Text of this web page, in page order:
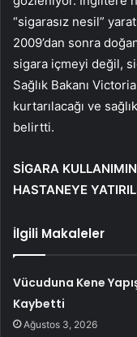
“sigarasız nesil”
2009’dan sonra
sigara içmeyi değil,
Sağlık Bakanı
kurtarılacağı ve
belirtti.
SİGARA
HASTANEYE
İlgili Makaleler
Vücuduna Kene
Kaybetti
Ağustos 3, 2026